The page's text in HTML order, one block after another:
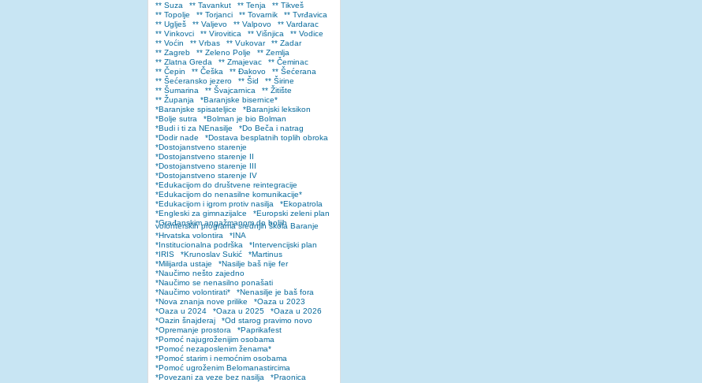
** Suza
** Tavankut ** Tenja
** Tikveš
** Topolje
** Torjanci ** Tovarnik
** Tvrđavica
** Uglješ
** Valjevo ** Valpovo
** Vardarac
** Vinkovci
** Virovitica ** Višnjica
** Vodice
** Voćin
** Vrbas ** Vukovar
** Zadar
** Zagreb
** Zeleno Polje
** Zemlja
** Zlatna Greda
** Zmajevac
** Čeminac
** Čepin
** Češka ** Đakovo
** Šećerana
** Šećeransko jezero
** Šid
** Širine
** Šumarina
** Švajcarnica
** Žitište
** Županja
*Baranjske bisernice*
*Baranjske spisateljice
*Baranjski leksikon
*Bolje sutra
*Bolman je bio Bolman
*Budi i ti za NEnasilje
*Do Beča i natrag
*Dodir nade
*Dostava besplatnih toplih obroka
*Dostojanstveno starenje
*Dostojanstveno starenje II
*Dostojanstveno starenje III
*Dostojanstveno starenje IV
*Edukacijom do društvene reintegracije
*Edukacijom do nenasilne komunikacije*
*Edukacijom i igrom protiv nasilja
*Ekopatrola
*Engleski za gimnazijalce
*Europski zeleni plan
*Građanskim angažmanom do boljih
volonterskih programa srednjih škola Baranje
*Hrvatska volontira
*INA
*Institucionalna podrška
*Intervencijski plan
*IRIS
*Krunoslav Sukić
*Martinus
*Milijarda ustaje
*Nasilje baš nije fer
*Naučimo nešto zajedno
*Naučimo se nenasilno ponašati
*Naučimo volontirati*
*Nenasilje je baš fora
*Nova znanja nove prilike
*Oaza u 2023
*Oaza u 2024
*Oaza u 2025
*Oaza u 2026
*Oazin šnajderaj
*Od starog pravimo novo
*Opremanje prostora
*Paprikafest
*Pomoć najugroženijim osobama
*Pomoć nezaposlenim ženama*
*Pomoć starim i nemoćnim osobama
*Pomoć ugroženim Belomanastircima
*Povezani za veze bez nasilja
*Praonica